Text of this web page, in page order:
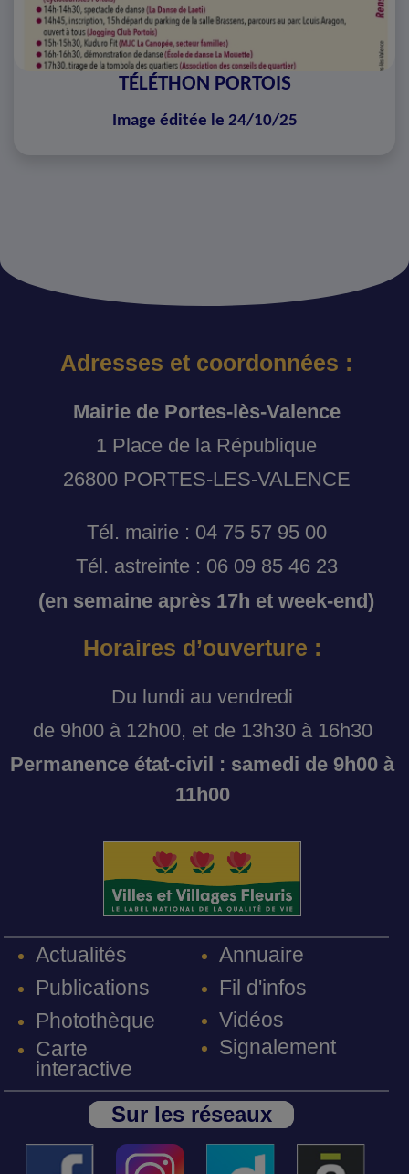
TÉLÉTHON PORTOIS
Image éditée le 24/10/25
Adresses et coordonnées :
Mairie de Portes-lès-Valence
1 Place de la République
26800 PORTES-LES-VALENCE
Tél. mairie : 04 75 57 95 00
Tél. astreinte : 06 09 85 46 23
(en semaine après 17h et week-end)
Horaires d’ouverture :
Du lundi au vendredi
de 9h00 à 12h00, et de 13h30 à 16h30
Permanence état-civil : samedi de 9h00 à
11h00
Actualités
Publications
Photothèque
Carte
interactive
Annuaire
Fil d'infos
Vidéos
Signalement
Sur les réseaux